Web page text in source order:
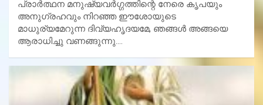
പ്രാര്‍ത്ഥന മനുഷ്യവര്‍ഗ്ഗത്തിന്റെ നേരെ കൃപയും
അനുഗ്രഹവും നിറഞ്ഞ ഈശോയുടെ
മാധുര്യമേറുന്ന ദിവ്യഹൃദയമേ, ഞങ്ങള്‍ അങ്ങയെ
ആരാധിച്ചു വണങ്ങുന്നു.…